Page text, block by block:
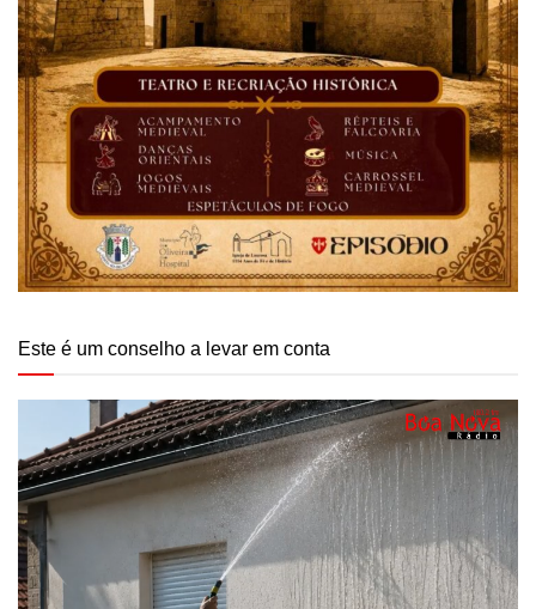
Este é um conselho a levar em conta